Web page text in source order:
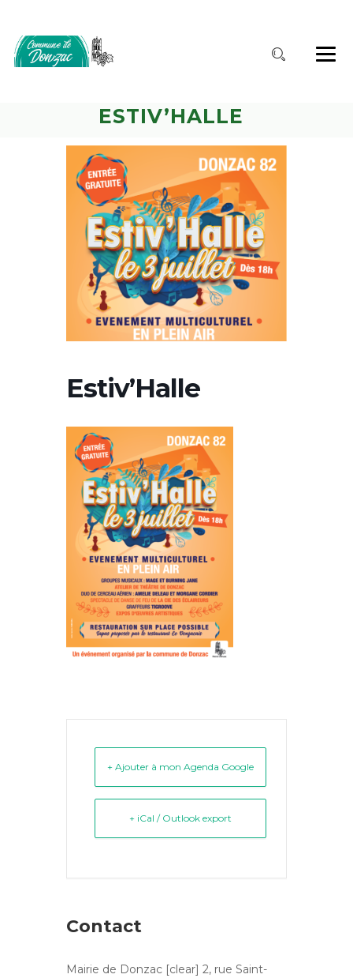
ESTIV’HALLE
Estiv’Halle
+ Ajouter à mon Agenda Google
+ iCal / Outlook export
Contact
Mairie de Donzac [clear] 2, rue Saint-